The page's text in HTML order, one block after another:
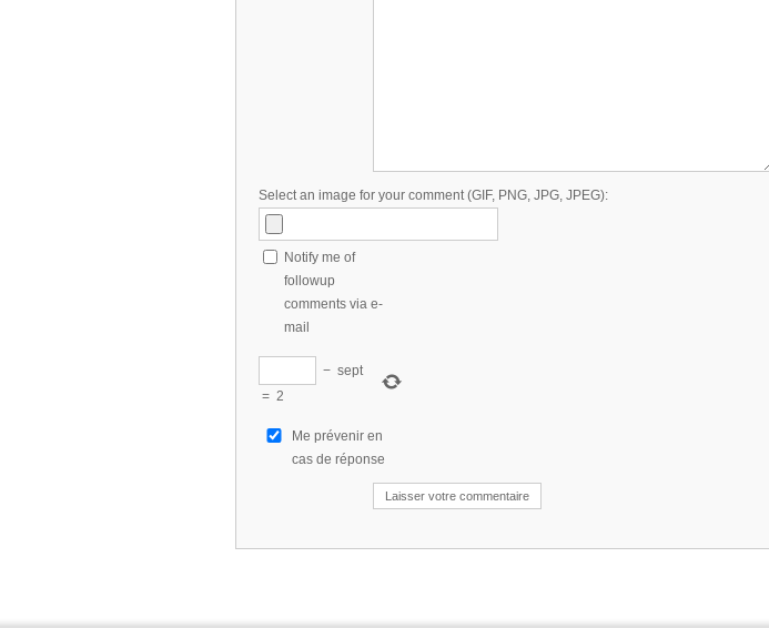
Select an image for your comment (GIF, PNG, JPG, JPEG):
Notify me of
followup
comments via e-
mail
− sept
= 2
Me prévenir en
cas de réponse